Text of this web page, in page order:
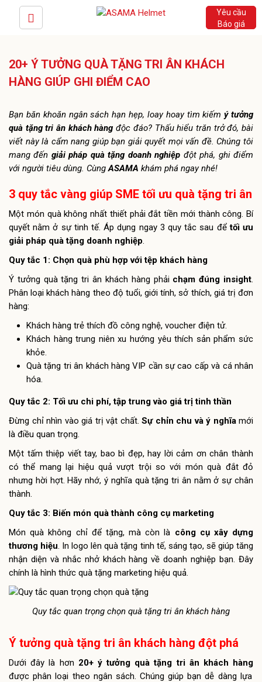
Yêu cầu
Báo giá
20+ Ý TƯỞNG QUÀ TẶNG TRI ÂN KHÁCH
HÀNG GIÚP GHI ĐIỂM CAO
Bạn băn khoăn ngân sách hạn hẹp, loay hoay tìm kiếmý tưởng
quà tặng tri ân khách hàng độc đáo? Thấu hiểu trăn trở đó, bài
viết này là cẩm nang giúp bạn giải quyết mọi vấn đề. Chúng tôi
mang đến giải pháp quà tặng doanh nghiệp đột phá, ghi điểm
với người tiêu dùng. CùngASAMA khám phá ngay nhé!
3 quy tắc vàng giúp SME tối ưu quà tặng tri ân
Một món quà không nhất thiết phải đắt tiền mới thành công. Bí
quyết nằm ở sự tinh tế. Áp dụng ngay 3 quy tắc sau đểtối ưu
giải pháp quà tặng doanh nghiệp.
Quy tắc 1: Chọn quà phù hợp với tệp khách hàng
Ý tưởng quà tặng tri ân khách hàng phải chạm đúng insight.
Phân loại khách hàng theo độ tuổi, giới tính, sở thích, giá trị đơn
hàng:
Khách hàng trẻ thích đồ công nghệ, voucher điện tử.
Khách hàng trung niên xu hướng yêu thích sản phẩm sức
khỏe.
Quà tặng tri ân khách hàng VIP cần sự cao cấp và cá nhân
hóa.
Quy tắc 2: Tối ưu chi phí, tập trung vào giá trị tinh thần
Đừng chỉ nhìn vào giá trị vật chất. Sự chỉn chu và ý nghĩamới
là điều quan trọng.
Một tấm thiệp viết tay, bao bì đẹp, hay lời cảm ơn chân thành
có thể mang lại hiệu quả vượt trội so với món quà đắt đỏ
nhưng hời hợt. Hãy nhớ, ý nghĩa quà tặng tri ân nằm ở sự chân
thành.
Quy tắc 3: Biến món quà thành công cụ marketing
Món quà không chỉ để tặng, mà còn là công cụ xây dựng
thương hiệu. In logo lên quà tặng tinh tế, sáng tạo, sẽ giúp tăng
nhận diện và nhắc nhở khách hàng về doanh nghiệp bạn. Đây
chính là hình thức quà tặng marketing hiệu quả.
Quy tắc quan trọng chọn quà tặng tri ân khách hàng
Ý tưởng quà tặng tri ân khách hàng đột phá
Dưới đây là hơn 20+ ý tưởng quà tặng tri ân khách hàng
được phân loại theo ngân sách. Chúng giúp bạn dễ dàng lựa